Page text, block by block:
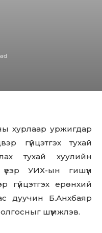
хурлаар уржигдар
гүйцэтгэх тухай
тухай хуулийн
УИХ-ын гишүүн
гүйцэтгэх ерөнхий
дуучин Б.Анхбаяр
шүүмжлэв.